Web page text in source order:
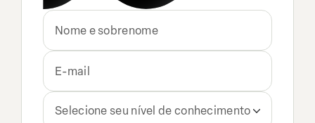
Selecione seu nível de conhecimento